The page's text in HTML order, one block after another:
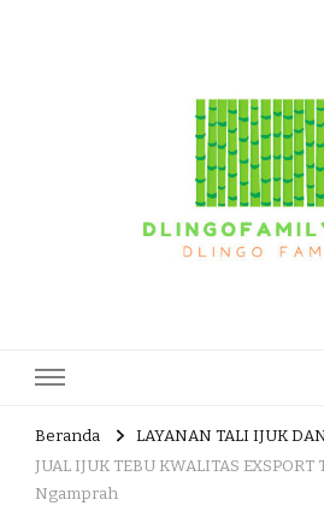
Beranda
LAYANAN TALI IJUK
JUAL IJUK TEBU KWALITAS EXSPORT
Ngamprah